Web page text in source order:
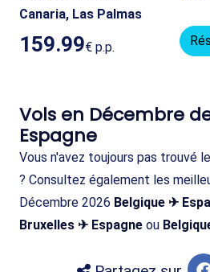
Canaria, Las Palmas
159.99€ p.p.
Vols en Décembre
Espagne
Vous n'avez toujours pas trouvé
? Consultez également les
Décembre 2026 Belgique ✈
Bruxelles ✈ Espagne ou